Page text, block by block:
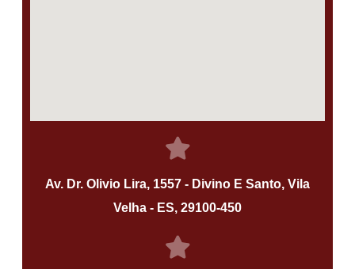
Av. Dr. Olivio Lira, 1557 - Divino E Santo, Vila
Velha - ES, 29100-450